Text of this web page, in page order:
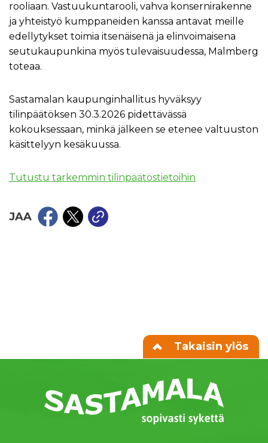
rooliaan. Vastuukuntarooli, vahva konsernirakenne
ja yhteistyö kumppaneiden kanssa antavat meille
edellytykset toimia itsenäisenä ja elinvoimaisena
seutukaupunkina myös tulevaisuudessa, Malmberg
toteaa.
Sastamalan kaupunginhallitus hyväksyy
tilinpäätöksen 30.3.2026 pidettävässä
kokouksessaan, minkä jälkeen se etenee valtuuston
käsittelyyn kesäkuussa.
Tutustu tarkemmin tilinpäätöstietoihin
JAA
Takaisin ylös